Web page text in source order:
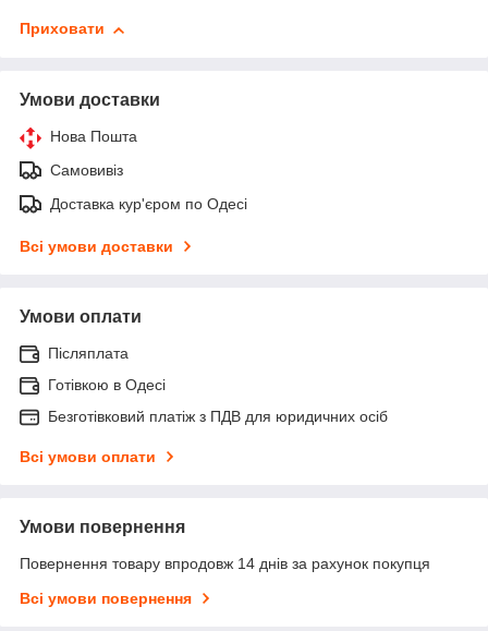
Приховати
Умови доставки
Нова Пошта
Самовивіз
Доставка кур'єром по Одесі
Всі умови доставки
Умови оплати
Післяплата
Готівкою в Одесі
Безготівковий платіж з ПДВ для юридичних осіб
Всі умови оплати
Умови повернення
Повернення товару впродовж 14 днів за рахунок покупця
Всі умови повернення